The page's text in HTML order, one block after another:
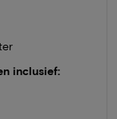
inclusief: